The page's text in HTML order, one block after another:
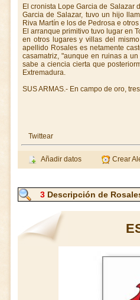
El cronista Lope Garcia de Salazar
Garcia de Salazar, tuvo un hijo
Riva Martín e los de Pedrosa e
El arranque primitivo tuvo lugar en
en otros lugares y villas del
apellido Rosales es netamente
casamatriz, "aunque en ruinas a
sabe a ciencia cierta que
Extremadura.
SUS ARMAS.- En campo de oro,
Twittear
Añadir datos Crear
3Descripción de